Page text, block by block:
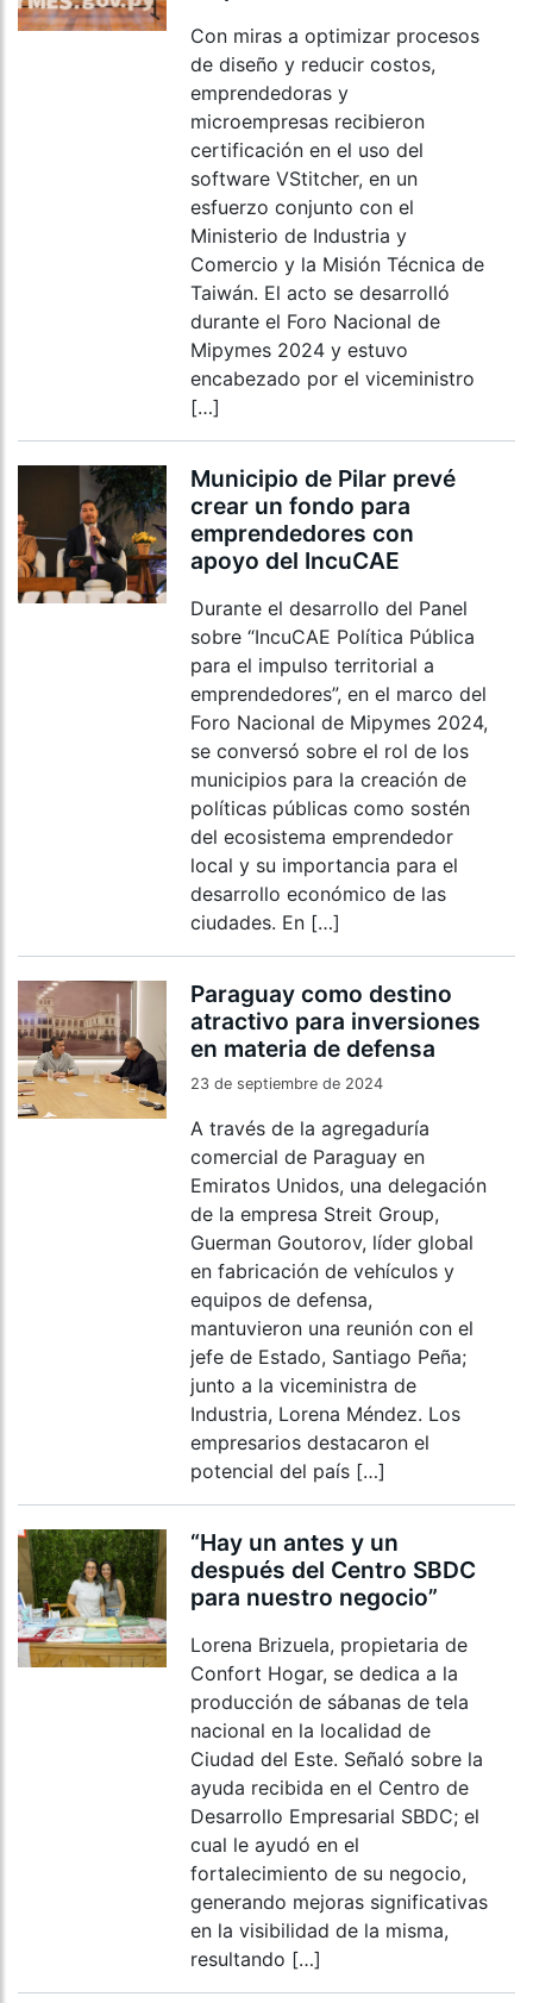
Con miras a optimizar procesos
de diseño y reducir costos,
emprendedoras y
microempresas recibieron
certificación en el uso del
software VStitcher, en un
esfuerzo conjunto con el
Ministerio de Industria y
Comercio y la Misión Técnica de
Taiwán. El acto se desarrolló
durante el Foro Nacional de
Mipymes 2024 y estuvo
encabezado por el viceministro
[…]
Municipio de Pilar prevé
crear un fondo para
emprendedores con
apoyo del IncuCAE
Durante el desarrollo del Panel
sobre “IncuCAE Política Pública
para el impulso territorial a
emprendedores”, en el marco del
Foro Nacional de Mipymes 2024,
se conversó sobre el rol de los
municipios para la creación de
políticas públicas como sostén
del ecosistema emprendedor
local y su importancia para el
desarrollo económico de las
ciudades. En […]
Paraguay como destino
atractivo para inversiones
en materia de defensa
23 de septiembre de 2024
A través de la agregaduría
comercial de Paraguay en
Emiratos Unidos, una delegación
de la empresa Streit Group,
Guerman Goutorov, líder global
en fabricación de vehículos y
equipos de defensa,
mantuvieron una reunión con el
jefe de Estado, Santiago Peña;
junto a la viceministra de
Industria, Lorena Méndez. Los
empresarios destacaron el
potencial del país […]
“Hay un antes y un
después del Centro SBDC
para nuestro negocio”
Lorena Brizuela, propietaria de
Confort Hogar, se dedica a la
producción de sábanas de tela
nacional en la localidad de
Ciudad del Este. Señaló sobre la
ayuda recibida en el Centro de
Desarrollo Empresarial SBDC; el
cual le ayudó en el
fortalecimiento de su negocio,
generando mejoras significativas
en la visibilidad de la misma,
resultando […]